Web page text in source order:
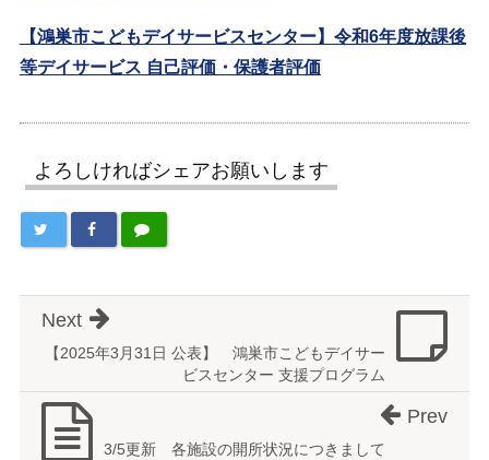
【鴻巣市こどもデイサービスセンター】令和6年度放課後
等デイサービス 自己評価・保護者評価
よろしければシェアお願いします
【2025年3月31日 公表】 鴻巣市こどもデイサー
ビスセンター 支援プログラム
Next
3/5更新 各施設の開所状況につきまして
Prev